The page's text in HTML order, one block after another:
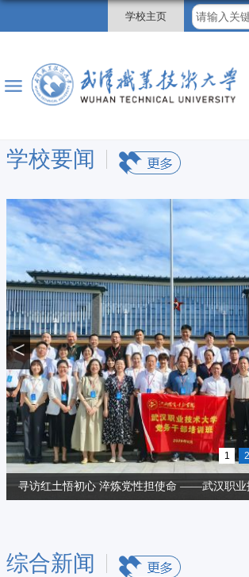
学校主页
学校要闻
【凌家山评论】知岗位，懂价值，立底气 ——
<
1 2
综合新闻